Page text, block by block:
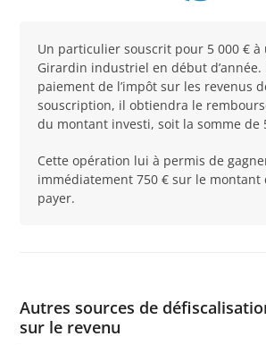
Un particulier souscrit pour 5 000 €
Girardin industriel en début d’année.
paiement de l’impôt sur les revenus
souscription, il obtiendra le
du montant investi, soit la somme de
Cette opération lui à permis de
immédiatement 750 € sur le montant
payer.
Autres sources de
sur le revenu